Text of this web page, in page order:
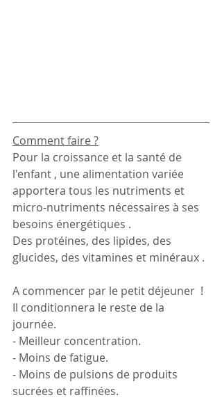
Comment faire ?
Pour la croissance et la santé de
l'enfant , une alimentation variée
apportera tous les nutriments et
micro-nutriments nécessaires à ses
besoins énergétiques .
Des protéines, des lipides, des
glucides, des vitamines et minéraux .
A commencer par le petit déjeuner  !
Il conditionnera le reste de la
journée.
- Meilleur concentration.
- Moins de fatigue.
- Moins de pulsions de produits
sucrées et raffinées.